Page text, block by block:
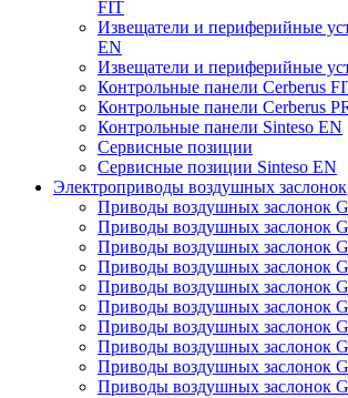
FIT
Извещатели и периферийные
EN
Извещатели и периферийные
Контрольные панели Cerberus
Контрольные панели Cerberus
Контрольные панели Sinteso EN
Сервисные позиции
Сервисные позиции Sinteso EN
Электроприводы воздушных заслонок
Приводы воздушных заслонок
Приводы воздушных заслонок
Приводы воздушных заслонок
Приводы воздушных заслонок
Приводы воздушных заслонок
Приводы воздушных заслонок
Приводы воздушных заслонок
Приводы воздушных заслонок
Приводы воздушных заслонок
Приводы воздушных заслонок